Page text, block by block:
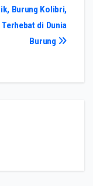
Burung Kolibri,
di Dunia
Burung